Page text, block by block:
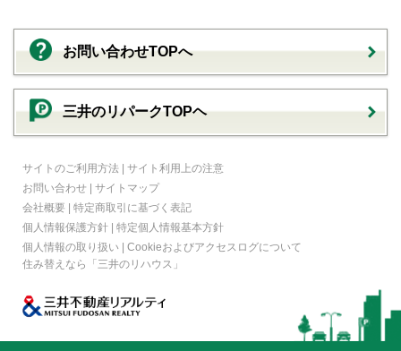
お問い合わせTOPへ
三井のリパークTOPヘ
サイトのご利用方法 | サイト利用上の注意
お問い合わせ | サイトマップ
会社概要 | 特定商取引に基づく表記
個人情報保護方針 | 特定個人情報基本方針
個人情報の取り扱い | Cookieおよびアクセスログについて
住み替えなら
「三井のリハウス」